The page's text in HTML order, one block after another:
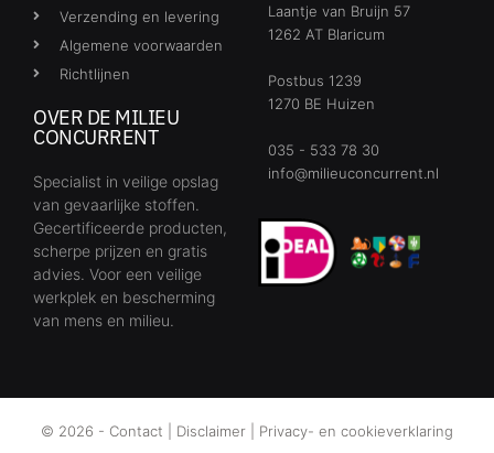
Verzending en levering
Algemene voorwaarden
Richtlijnen
OVER DE MILIEU
CONCURRENT
Specialist in veilige opslag
van gevaarlijke stoffen.
Gecertificeerde producten,
scherpe prijzen en gratis
advies. Voor een veilige
werkplek en bescherming
van mens en milieu.
Laantje van Bruijn 57
1262 AT Blaricum
Postbus 1239
1270 BE Huizen
035 - 533 78 30
info@milieuconcurrent.nl
© 2026 - Contact Disclaimer Privacy- en cookieverklaring